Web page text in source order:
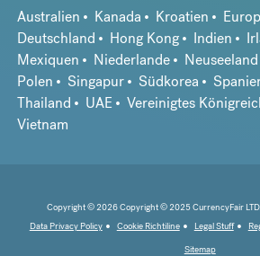
Australien
Kanada Kroatien
Deutschland
Hong Kong Indien
Mexiquen
Niederlande Neuseeland
Polen
Singapur Südkorea
Thailand
UAE Vereinigtes
Vietnam
Copyright © 2026 Copyright © 2025 CurrencyFair
Data Privacy Policy
Cookie Richtiline Legal Stuff
Sitemap